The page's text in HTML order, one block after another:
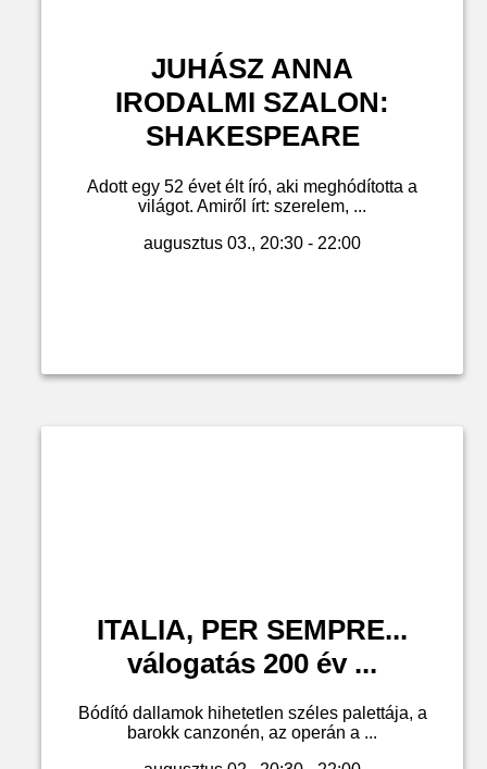
JUHÁSZ ANNA
IRODALMI SZALON:
SHAKESPEARE
Adott egy 52 évet élt író, aki meghódította a
világot. Amiről írt: szerelem, ...
augusztus 03., 20:30 - 22:00
ITALIA, PER SEMPRE...
válogatás 200 év ...
Bódító dallamok hihetetlen széles palettája, a
barokk canzonén, az operán a ...